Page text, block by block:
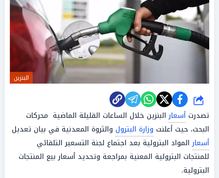
البنزين
شارك
تصدرت أسعارالبنزين خلال الساعات القليلة الماضية محركات
البحث، حيث أعلنت وزارة البترول والثروة المعدنية في بيان تعديل
أسعارالمواد البترولية بعد اجتماع لجنة التسعير التلقائي
للمنتجات البترولية المعنية بمراجعة وتحديد أسعار بيع المنتجات
البترولية.